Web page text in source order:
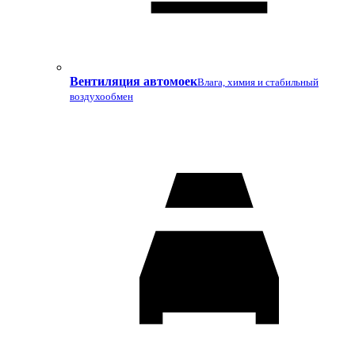
Вентиляция автомоекВлага, химия и стабильный
воздухообмен